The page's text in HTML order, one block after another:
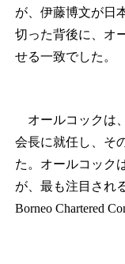
が、伊藤博文が日
切った背後に、オ
せる一致でした。
オールコックは
会長に就任し、そ
た。オールコック
が、最も注目され
Borneo Chartered